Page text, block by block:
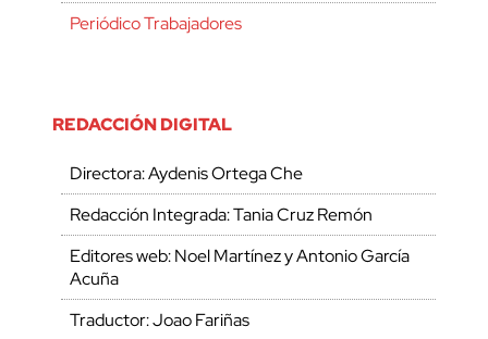
Periódico Trabajadores
REDACCIÓN DIGITAL
Directora: Aydenis Ortega Che
Redacción Integrada: Tania Cruz Remón
Editores web: Noel Martínez y Antonio García
Acuña
Traductor: Joao Fariñas